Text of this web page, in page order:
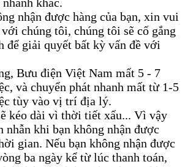
nhận được hàng của bạn, xin vui
chúng tôi, chúng tôi sẽ cố gắng
để giải quyết bất kỳ vấn đề với
Bưu điện Việt Nam mất 5 - 7
và chuyển phát nhanh mất từ 1-5
tùy vào vị trí địa lý.
kéo dài vì thời tiết xấu... Vì vậy
nhẫn khi bạn không nhận được
gian. Nếu bạn không nhận được
ba ngày kể từ lúc thanh toán,